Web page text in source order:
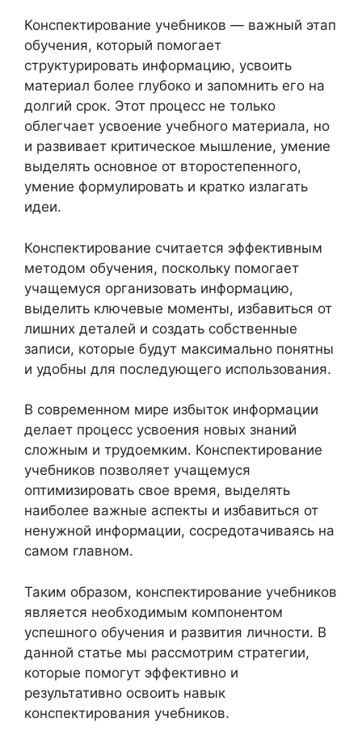
Конспектирование учебников — важный этап
обучения, который помогает
структурировать информацию, усвоить
материал более глубоко и запомнить его на
долгий срок. Этот процесс не только
облегчает усвоение учебного материала, но
и развивает критическое мышление, умение
выделять основное от второстепенного,
умение формулировать и кратко излагать
идеи.
Конспектирование считается эффективным
методом обучения, поскольку помогает
учащемуся организовать информацию,
выделить ключевые моменты, избавиться от
лишних деталей и создать собственные
записи, которые будут максимально понятны
и удобны для последующего использования.
В современном мире избыток информации
делает процесс усвоения новых знаний
сложным и трудоемким. Конспектирование
учебников позволяет учащемуся
оптимизировать свое время, выделять
наиболее важные аспекты и избавиться от
ненужной информации, сосредотачиваясь на
самом главном.
Таким образом, конспектирование учебников
является необходимым компонентом
успешного обучения и развития личности. В
данной статье мы рассмотрим стратегии,
которые помогут эффективно и
результативно освоить навык
конспектирования учебников.